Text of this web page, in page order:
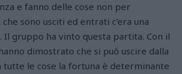
e fanno delle cose non per
che sono usciti ed entrati c'era una
gruppo ha vinto questa partita. Con il
dimostrato che si può uscire dalla
tutte le cose la fortuna è determinante